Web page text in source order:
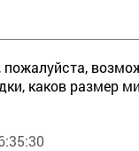
пожалуйста,
каков размер